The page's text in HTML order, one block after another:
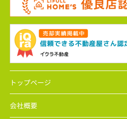
トップページ
会社概要